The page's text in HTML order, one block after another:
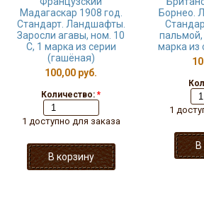
Мадагаскар 1908 год.
Стандарт. Ландшафты.
Заросли агавы, ном. 10
С, 1 марка из серии
(гашёная)
100,00 руб.
Количество: *
1 доступно для заказа
Борнео.
марка из
1